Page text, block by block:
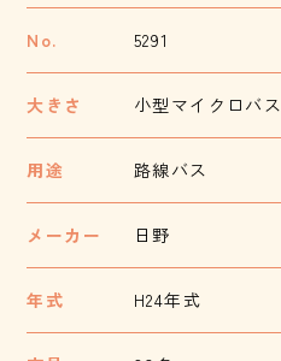
No. 5291
大きさ 小型マイクロバス
用途 路線バス
メーカー 日野
年式 H24年式